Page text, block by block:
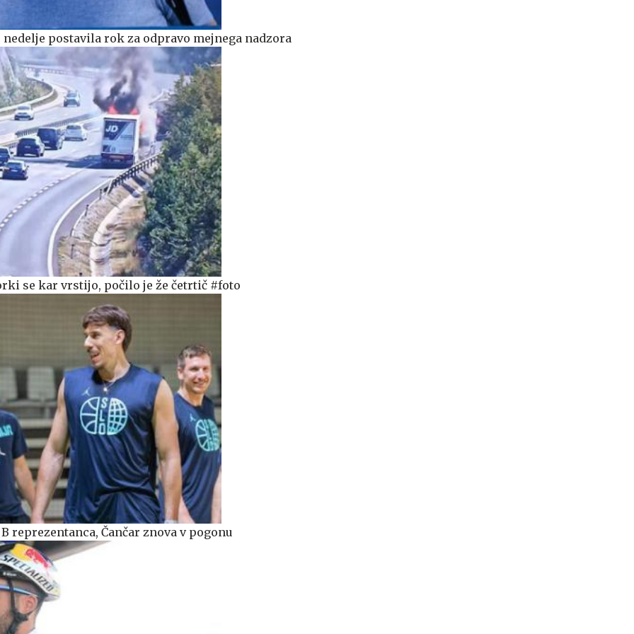
postavila rok za odpravo mejnega nadzora
se kar vrstijo, počilo je že četrtič #foto
reprezentanca, Čančar znova v pogonu